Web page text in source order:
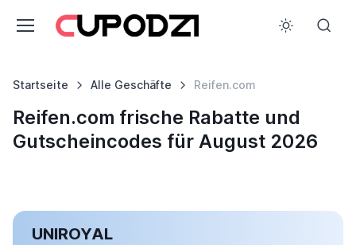
Startseite Alle Geschäfte Reifen.com
Reifen.com frische Rabatte und
Gutscheincodes für August 2026
UNIROYAL